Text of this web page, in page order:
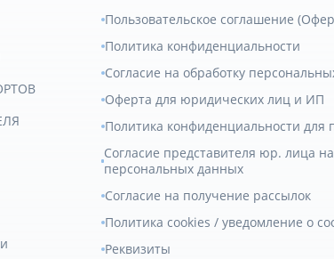
Пользовательское соглашение
Политика конфиденциальности
Согласие на обработку
Оферта для юридических лиц и ИП
Политика конфиденциальности для
Согласие представителя юр. лица
персональных данных
Согласие на получение рассылок
Политика cookies / уведомление о
Реквизиты